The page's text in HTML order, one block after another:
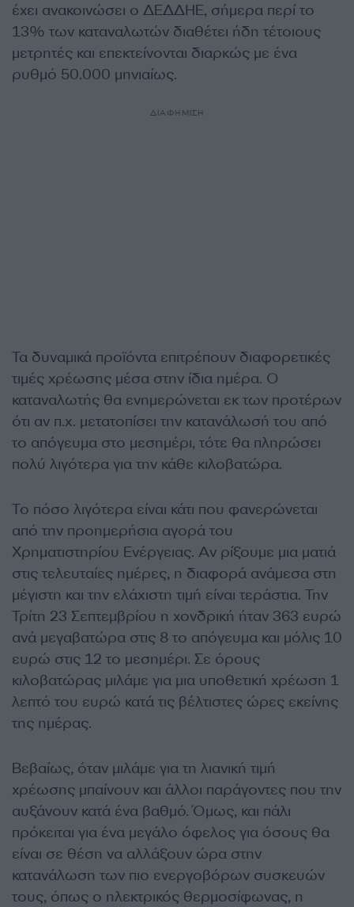
έχει ανακοινώσει ο ΔΕΔΔΗΕ, σήμερα περί το
13% των καταναλωτών διαθέτει ήδη τέτοιους
μετρητές και επεκτείνονται διαρκώς με ένα
ρυθμό 50.000 μηνιαίως.
ΔΙΑΦΗΜΙΣΗ
Τα δυναμικά προϊόντα επιτρέπουν διαφορετικές
τιμές χρέωσης μέσα στην ίδια ημέρα. Ο
καταναλωτής θα ενημερώνεται εκ των προτέρων
ότι αν π.χ. μετατοπίσει την κατανάλωσή του από
το απόγευμα στο μεσημέρι, τότε θα πληρώσει
πολύ λιγότερα για την κάθε κιλοβατώρα.
Το πόσο λιγότερα είναι κάτι που φανερώνεται
από την προημερήσια αγορά του
Χρηματιστηρίου Ενέργειας. Αν ρίξουμε μια ματιά
στις τελευταίες ημέρες, η διαφορά ανάμεσα στη
μέγιστη και την ελάχιστη τιμή είναι τεράστια. Την
Τρίτη 23 Σεπτεμβρίου η χονδρική ήταν 363 ευρώ
ανά μεγαβατώρα στις 8 το απόγευμα και μόλις 10
ευρώ στις 12 το μεσημέρι. Σε όρους
κιλοβατώρας μιλάμε για μια υποθετική χρέωση 1
λεπτό του ευρώ κατά τις βέλτιστες ώρες εκείνης
της ημέρας.
Βεβαίως, όταν μιλάμε για τη λιανική τιμή
χρέωσης μπαίνουν και άλλοι παράγοντες που την
αυξάνουν κατά ένα βαθμό. Όμως, και πάλι
πρόκειται για ένα μεγάλο όφελος για όσους θα
είναι σε θέση να αλλάξουν ώρα στην
κατανάλωση των πιο ενεργοβόρων συσκευών
τους, όπως ο ηλεκτρικός θερμοσίφωνας, η